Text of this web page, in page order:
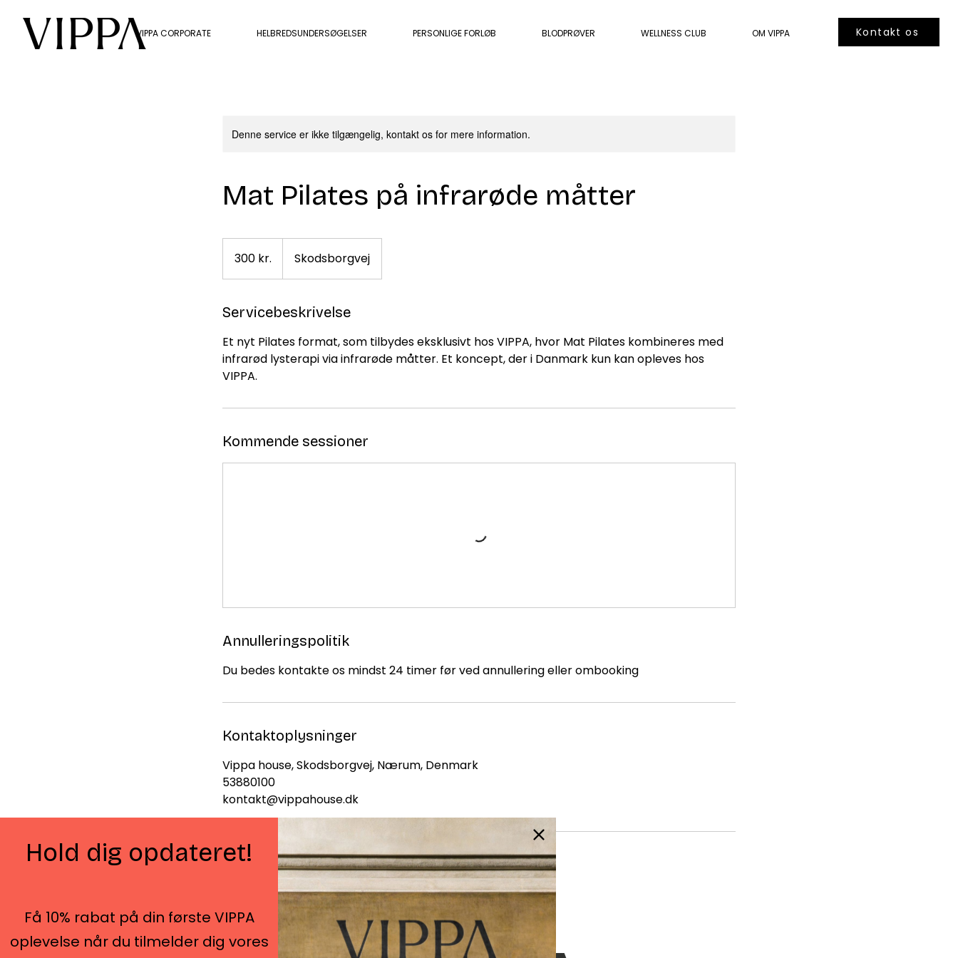
VIPPA CORPORATE HELBREDSUNDERSØGELSER PERSONLIGE FORLØB BLODPRØVER WELLNESS CLUB OM VIPPA Kontakt os
Denne service er ikke tilgængelig, kontakt os for mere information.
Mat Pilates på infrarøde måtter
kroner300 kr. Skodsborgvej
Servicebeskrivelse
Et nyt Pilates format, som tilbydes eksklusivt hos VIPPA, hvor Mat Pilates kombineres med
infrarød lysterapi via infrarøde måtter. Et koncept, der i Danmark kun kan opleves hos
VIPPA.
Kommende sessioner
Annulleringspolitik
Du bedes kontakte os mindst 24 timer før ved annullering eller ombooking
Kontaktoplysninger
Vippa house, Skodsborgvej, Nærum, Denmark
53880100
kontakt@vippahouse.dk
1256 København K
Hold dig opdateret!
Få 10% rabat på din første VIPPA
oplevelse når du tilmelder dig vores